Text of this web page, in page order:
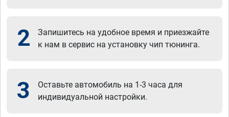
2
Запишитесь на удобное время и приезжайте
к нам в сервис на установку чип тюнинга.
3
Оставьте автомобиль на 1-3 часа для
индивидуальной настройки.